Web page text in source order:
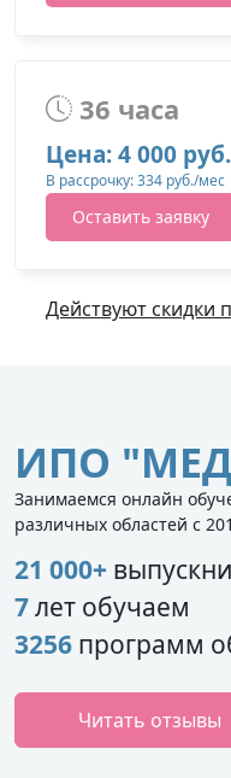
36 часа
Цена: 4 000 руб.
В рассрочку: 334 руб./мес
Оставить заявку
Действуют скидки
ИПО
Занимаемся онлайн
различных областей с
21 000+
7лет обучаем
3256 программ
Читать отзывы